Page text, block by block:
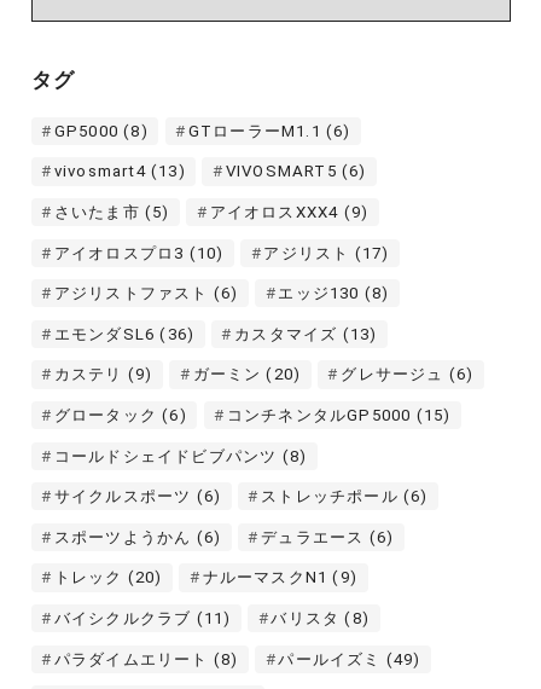
ブ
タグ
GP5000 (8) GTローラーM1.1 (6)
vivosmart4(13) VIVOSMART5 (6)
さいたま市 (5) アイオロスXXX4 (9)
アイオロスプロ3 (10) アジリスト (17)
アジリストファスト (6) エッジ130 (8)
エモンダSL6 (36) カスタマイズ (13)
カステリ (9) ガーミン (20) グレサージュ (6)
グロータック (6) コンチネンタルGP5000 (15)
コールドシェイドビブパンツ (8)
サイクルスポーツ (6) ストレッチポール (6)
スポーツようかん (6) デュラエース (6)
トレック (20) ナルーマスクN1 (9)
バイシクルクラブ (11) バリスタ (8)
パラダイムエリート (8) パールイズミ (49)